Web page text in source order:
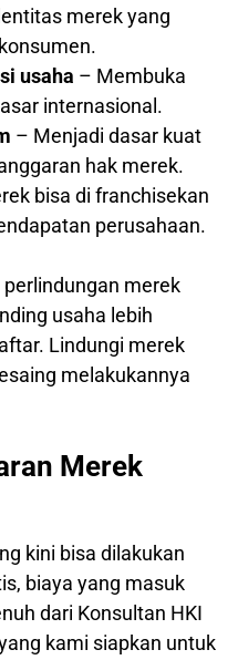
merek yang
usaha – Membuka
internasional.
– Menjadi dasar kuat
hak merek.
bisa di franchisekan
perusahaan.
merek
usaha lebih
Lindungi merek
melakukannya
Merek
kini bisa dilakukan
biaya yang masuk
dari Konsultan HKI
kami siapkan untuk